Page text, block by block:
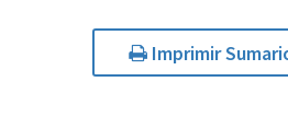
Imprimir